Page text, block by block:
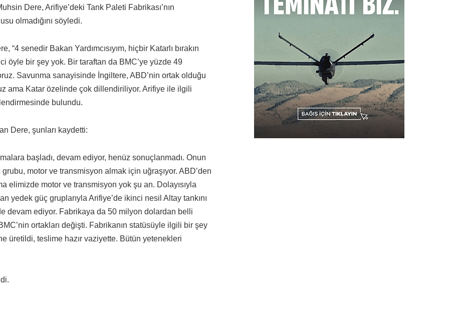
Dere, Arifiye’deki Tank Paleti Fabrikası’nın
olmadığını söyledi.
senedir Bakan Yardımcısıyım, hiçbir Katarlı bırakın
öyle bir şey yok. Bir taraftan da BMC’ye yüzde 49
Savunma sanayisinde İngiltere, ABD’nin ortak olduğu
ama Katar özelinde çok dillendiriliyor. Arifiye ile ilgili
bulundu.
Dere, şunları kaydetti:
başladı, devam ediyor, henüz sonuçlanmadı. Onun
motor ve transmisyon almak için uğraşıyor. ABD’den
elimizde motor ve transmisyon yok şu an. Dolayısıyla
yedek güç gruplarıyla Arifiye’de ikinci nesil Altay tankını
devam ediyor. Fabrikaya da 50 milyon dolardan belli
ortakları değişti. Fabrikanın statüsüyle ilgili bir şey
üretildi, teslime hazır vaziyette. Bütün yetenekleri